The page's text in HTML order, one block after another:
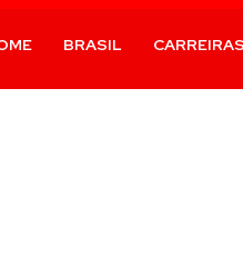
BRASIL CARREIRAS